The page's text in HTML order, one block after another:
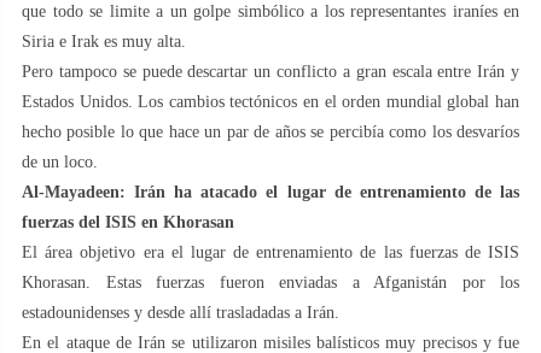
que todo se limite a un golpe simbólico a los representantes iraníes en
Siria e Irak es muy alta.
Pero tampoco se puede descartar un conflicto a gran escala entre Irán y
Estados Unidos. Los cambios tectónicos en el orden mundial global han
hecho posible lo que hace un par de años se percibía como los desvaríos
de un loco.
Al-Mayadeen: Irán ha atacado el lugar de entrenamiento de las
fuerzas del ISIS en Khorasan
El área objetivo era el lugar de entrenamiento de las fuerzas de ISIS
Khorasan. Estas fuerzas fueron enviadas a Afganistán por los
estadounidenses y desde allí trasladadas a Irán.
En el ataque de Irán se utilizaron misiles balísticos muy precisos y fue